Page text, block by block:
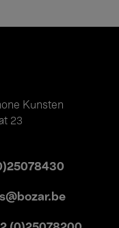
Kunsten
23